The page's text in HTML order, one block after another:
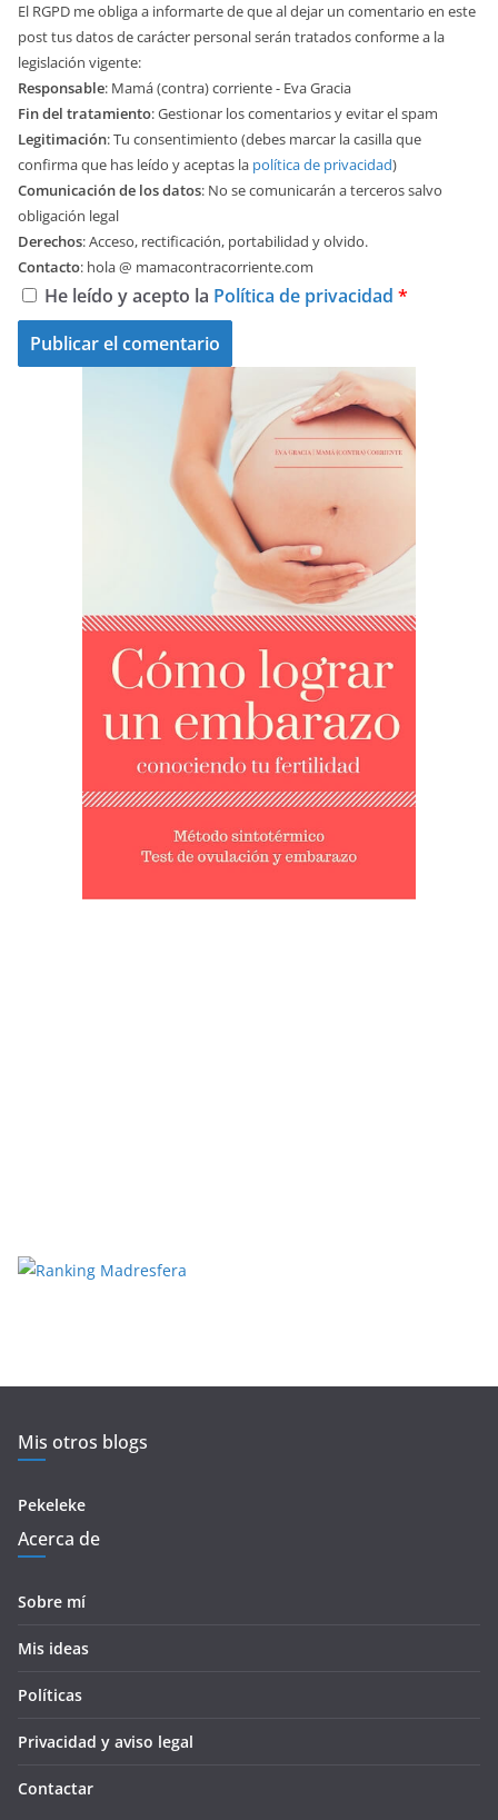
El RGPD me obliga a informarte de que al dejar un comentario en este
post tus datos de carácter personal serán tratados conforme a la
legislación vigente:
Responsable: Mamá (contra) corriente - Eva Gracia
Fin del tratamiento: Gestionar los comentarios y evitar el spam
Legitimación: Tu consentimiento (debes marcar la casilla que
confirma que has leído y aceptas la política de privacidad)
Comunicación de los datos: No se comunicarán a terceros salvo
obligación legal
Derechos: Acceso, rectificación, portabilidad y olvido.
Contacto: hola @ mamacontracorriente.com
He leído y acepto la Política de privacidad *
Mis otros blogs
Pekeleke
Acerca de
Sobre mí
Mis ideas
Políticas
Privacidad y aviso legal
Contactar